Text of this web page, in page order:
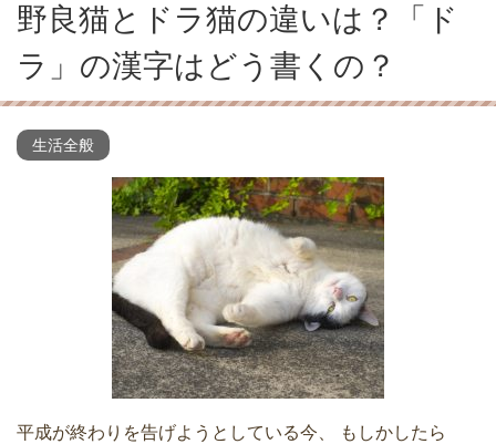
野良猫とドラ猫の違いは？「ド
ラ」の漢字はどう書くの？
生活全般
平成が終わりを告げようとしている今、 もしかしたら